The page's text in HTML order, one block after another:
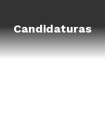
Candidaturas